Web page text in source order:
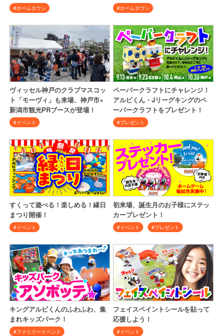
#ホームタウン #ホームタウン
ヴィッセル神戸のクラブマスコッ
ト「モーヴィ」も来場、神戸市×
新潟市観光PRブースが登場！
#イベント
ペーパークラフトにチャレンジ！
アルビくん・Jリーグキングのペ
ーパークラフトをプレゼント！
#プレゼント
すくって遊べる！楽しめる！縁日
まつり開催！
#イベント
初来場、誕生月のお子様にステッ
カープレゼント！
#イベント #プレゼント
キングアルビくんのふわふわ、集
まれキッズパーク！
#ファミリーイベント
フェイスペイントシールを貼って
応援しよう！
#イベント